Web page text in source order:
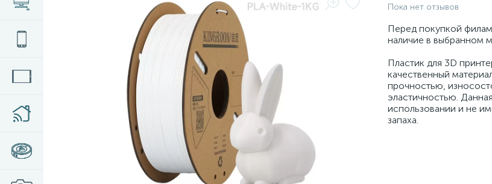
Пока нет отзывов
Перед покупкой
наличие в выбранном
Пластик для 3D
качественный
прочностью,
эластичностью.
использовании и не
запаха.